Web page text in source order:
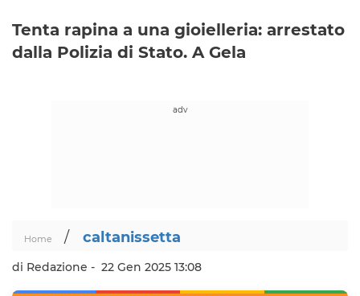
Tenta rapina a una gioielleria: arrestato
dalla Polizia di Stato. A Gela
Home / caltanissetta
di Redazione - 22 Gen 2025 13:08